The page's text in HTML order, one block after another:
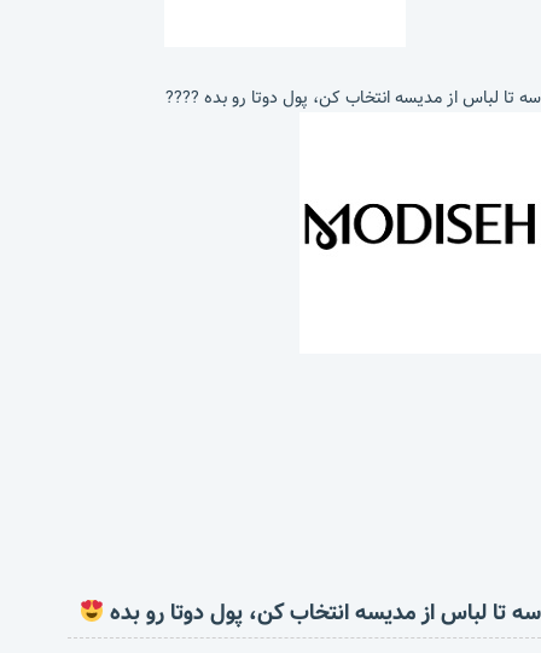
سه تا لباس از مدیسه انتخاب کن، پول دوتا رو بده ????
سه تا لباس از مدیسه انتخاب کن، پول دوتا رو بده